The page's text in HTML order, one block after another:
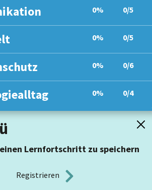
0% 0/5
0% 0/5
0% 0/6
0% 0/4
Lernfortschritt zu speichern
Registrieren